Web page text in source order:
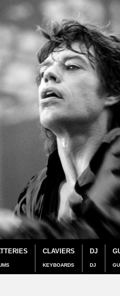
CLAVIERS
KEYBOARDS
DJ
DJ